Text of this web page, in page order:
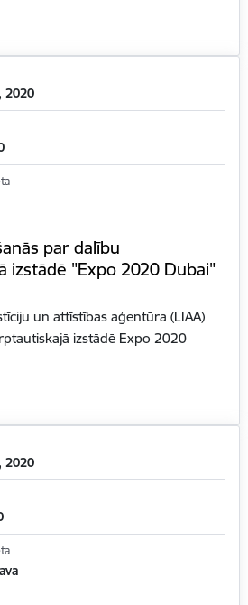
2020
par dalību
izstādē "Expo 2020 Dubai"
un attīstības aģentūra (LIAA)
izstādē Expo 2020
2020